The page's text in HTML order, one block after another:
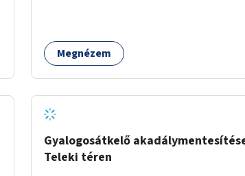
Megnézem
Gyalogosátkelő
Teleki téren